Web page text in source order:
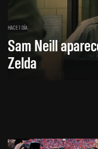
HACE 1 DÍA
Sam Neill
Zelda